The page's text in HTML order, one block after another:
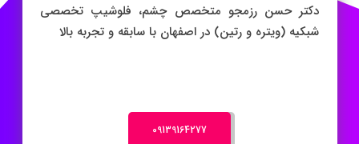
دکتر حسن رزمجو متخصص چشم، فلوشیپ تخصصی
شبکیه (ویتره و رتین) در اصفهان با سابقه و تجربه بالا
‎09139164277